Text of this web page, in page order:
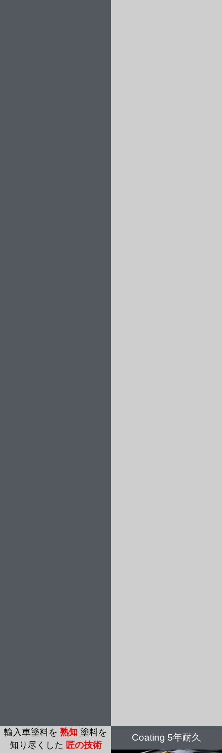
輸入車塗料を 熟知 塗料を
知り尽くした 匠の技術
Coating 5年耐久